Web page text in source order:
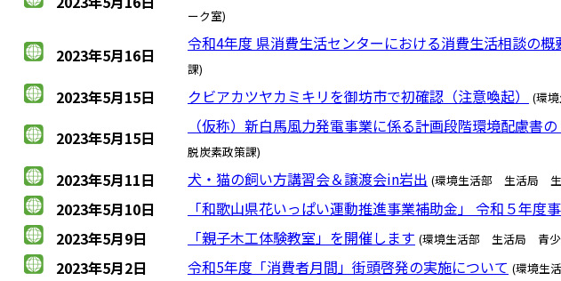
ーク室)
2023年5月16日
令和4年度 県消費生活センターにおける消費生活相談の概
課)
2023年5月15日 クビアカツヤカミキリを御坊市で初確認（注意喚起） (環
2023年5月15日
（仮称）新白馬風力発電事業に係る計画段階環境配慮書
脱炭素政策課)
2023年5月11日 犬・猫の飼い方講習会＆譲渡会in岩出 (環境生活部 生活局 生
2023年5月10日 「和歌山県花いっぱい運動推進事業補助金」 令和５年度
2023年5月9日 「親子木工体験教室」を開催します (環境生活部 生活局 青少
2023年5月2日 令和5年度「消費者月間」街頭啓発の実施について (環境生